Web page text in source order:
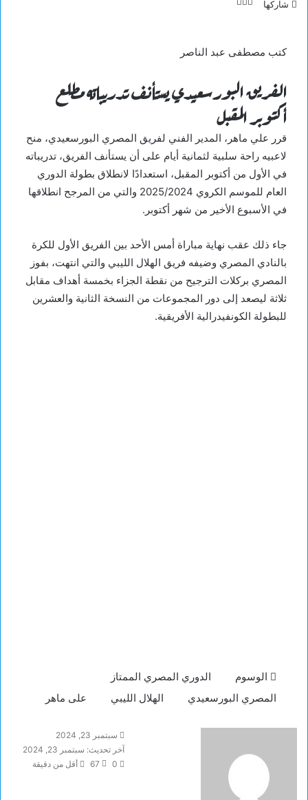
شاركها
كتب مصطفى عبد الناصر
الفريق البورسعيدي يستأنف تدريباته مطلع
أكتوبر المقبل
قرر علي ماهر، المدير الفني لفريق المصري البورسعيدي، منح
لاعبيه راحة سلبية لثمانية أيام على أن يستأنف الفريق، تدريباته
في الأول من أكتوبر المقبل، استعدادًا لانطلاق بطولة الدوري
العام للموسم الكروي 2025/2024 والتي من المرجح انطلاقها
في الأسبوع الأخير من شهر أكتوبر.
جاء ذلك عقب نهاية مباراة أمس الأحد بين الفريق الأول للكرة
بالنادي المصري وضيفه فريق الهلال الليبي والتي انتهت، بفوز
المصري بركلات الترجيح من نقطة الجزاء بخمسة أهداف مقابل
ثلاثة ليصعد إلى دور المجموعات من النسخة الثانية والعشرين
للبطولة الكونفيدرالية الأفريقية.
الوسوم
الدوري المصري الممتاز
المصري البورسعيدي
الهلال الليبي على ماهر
سبتمبر 23, 2024
آخر تحديث: سبتمبر 23, 2024
0
67 أقل من دقيقة